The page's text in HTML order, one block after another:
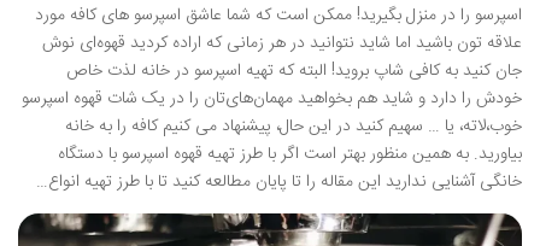
اسپرسو را در منزل بگیرید! ممکن است که شما عاشق اسپرسو های کافه مورد
علاقه تون باشید اما شاید نتوانید در هر زمانی که اراده کردید قهوه‌ای نوش
جان کنید به کافی شاپ بروید! البته که تهیه اسپرسو در خانه لذت خاص
خودش را دارد و شاید هم بخواهید مهمان‌های‌تان را در یک شات قهوه اسپرسو
خوب،لاته، یا … سهیم کنید در این حال، پیشنهاد می کنیم کافه را به خانه
بیاورید. به همین منظور بهتر است اگر با طرز تهیه قهوه اسپرسو با دستگاه
خانگی آشنایی ندارید این مقاله را تا پایان مطالعه کنید تا با طرز تهیه انواع…